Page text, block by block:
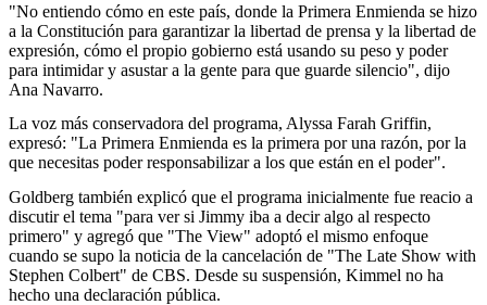
"No entiendo cómo en este país, donde la Primera Enmienda se hizo
a la Constitución para garantizar la libertad de prensa y la libertad de
expresión, cómo el propio gobierno está usando su peso y poder
para intimidar y asustar a la gente para que guarde silencio", dijo
Ana Navarro.
La voz más conservadora del programa, Alyssa Farah Griffin,
expresó: "La Primera Enmienda es la primera por una razón, por la
que necesitas poder responsabilizar a los que están en el poder".
Goldberg también explicó que el programa inicialmente fue reacio a
discutir el tema "para ver si Jimmy iba a decir algo al respecto
primero" y agregó que "The View" adoptó el mismo enfoque
cuando se supo la noticia de la cancelación de "The Late Show with
Stephen Colbert" de CBS. Desde su suspensión, Kimmel no ha
hecho una declaración pública.